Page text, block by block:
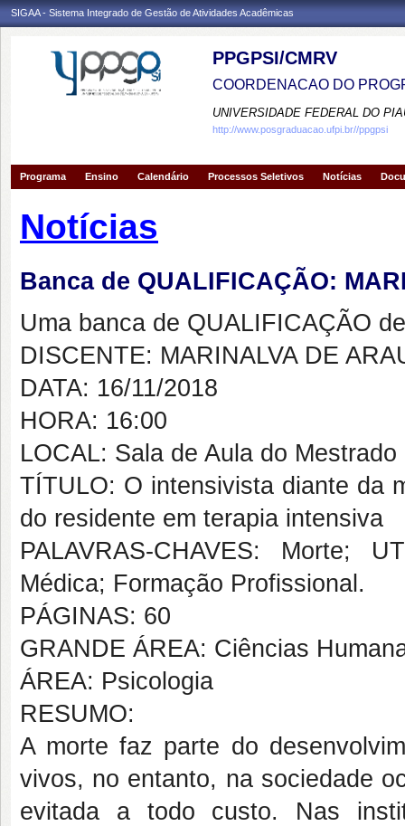
SIGAA - Sistema Integrado de Gestão de Atividades Acadêmicas
PPGPSI/CMRV
COORDENACAO DO
UNIVERSIDADE FEDERAL DO
http://www.posgraduacao.ufpi.br//ppgpsi
Programa Ensino Calendário Processos Seletivos Notícias
Notícias
Banca de QUALIFICAÇÃO:
Uma banca de QUALIFICAÇÃO
DISCENTE: MARINALVA DE
DATA: 16/11/2018
HORA: 16:00
LOCAL: Sala de Aula do Mestrado
TÍTULO: O intensivista diante da
do residente em terapia intensiva
PALAVRAS-CHAVES: Morte;
Médica; Formação Profissional.
PÁGINAS: 60
GRANDE ÁREA: Ciências
ÁREA: Psicologia
RESUMO:
A morte faz parte do
vivos, no entanto, na sociedade
evitada a todo custo. Nas